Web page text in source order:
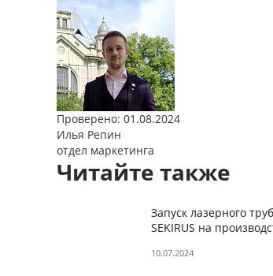
Проверено: 01.08.2024
Илья Репин
отдел маркетинга
Читайте также
Запуск лазерного
SEKIRUS на
10.07.2024